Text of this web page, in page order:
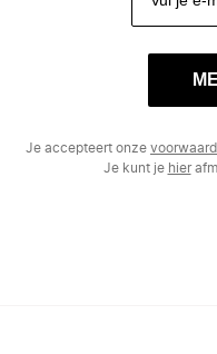
Je accepteert onze
Je kunt je hier